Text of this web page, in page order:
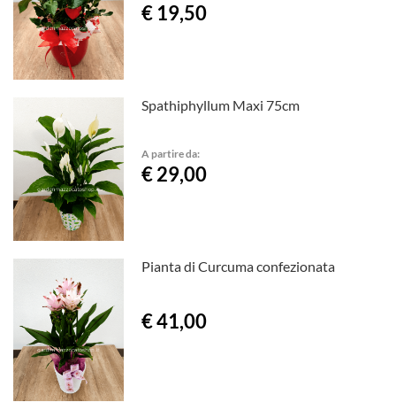
€ 19,50
Spathiphyllum Maxi 75cm
A partire da:
€ 29,00
Pianta di Curcuma confezionata
€ 41,00